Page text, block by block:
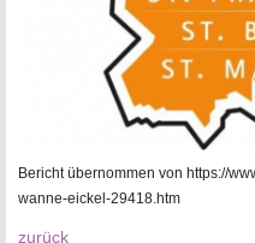
Bericht übernommen von https://
wanne-eickel-29418.htm
zurück